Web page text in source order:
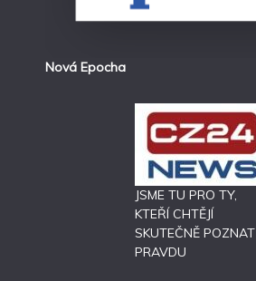
Nová Epocha
JSME TU PRO TY,
KTEŘÍ CHTĚJÍ
SKUTEČNĚ POZNAT
PRAVDU